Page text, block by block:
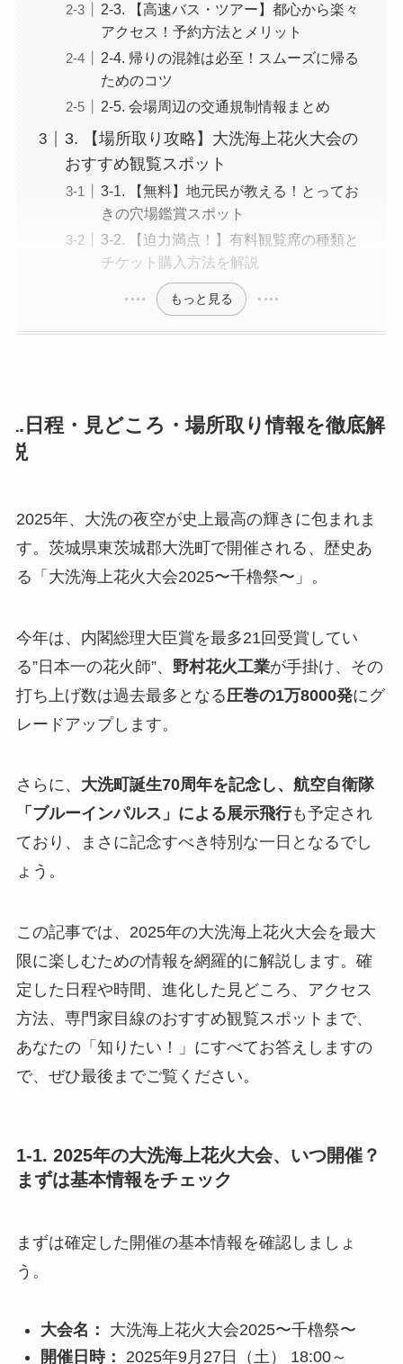
2-3. 【高速バス・ツアー】都心から楽々
アクセス！予約方法とメリット
2-4. 帰りの混雑は必至！スムーズに帰る
ためのコツ
2-5. 会場周辺の交通規制情報まとめ
3. 【場所取り攻略】大洗海上花火大会の
おすすめ観覧スポット
3-1. 【無料】地元民が教える！とってお
きの穴場鑑賞スポット
3-2. 【迫力満点！】有料観覧席の種類と
チケット購入方法を解説
もっと見る
1.日程・見どころ・場所取り情報を徹底解
説
2025年、大洗の夜空が史上最高の輝きに包まれま
す。茨城県東茨城郡大洗町で開催される、歴史あ
る「大洗海上花火大会2025〜千櫓祭〜」。
今年は、内閣総理大臣賞を最多21回受賞してい
る”日本一の花火師”、 野村花火工業が手掛け、その
打ち上げ数は過去最多となる圧巻の1万8000発にグ
レードアップします。
さらに、 大洗町誕生70周年を記念し、航空自衛隊
「ブルーインパルス」による展示飛行も予定され
ており、まさに記念すべき特別な一日となるでし
ょう。
この記事では、2025年の大洗海上花火大会を最大
限に楽しむための情報を網羅的に解説します。確
定した日程や時間、進化した見どころ、アクセス
方法、専門家目線のおすすめ観覧スポットまで、
あなたの「知りたい！」にすべてお答えしますの
で、ぜひ最後までご覧ください。
1-1. 2025年の大洗海上花火大会、いつ開催？
まずは基本情報をチェック
まずは確定した開催の基本情報を確認しましょ
う。
大会名：
大洗海上花火大会2025〜千櫓祭〜
開催日時：
2025年9月27日（土） 18:00～